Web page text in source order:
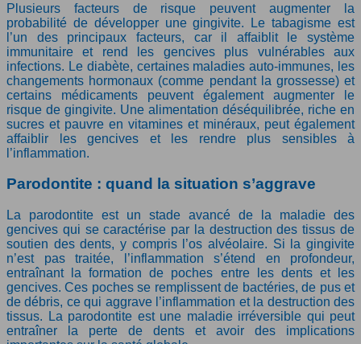
Plusieurs facteurs de risque peuvent augmenter la
probabilité de développer une gingivite. Le tabagisme est
l’un des principaux facteurs, car il affaiblit le système
immunitaire et rend les gencives plus vulnérables aux
infections. Le diabète, certaines maladies auto-immunes, les
changements hormonaux (comme pendant la grossesse) et
certains médicaments peuvent également augmenter le
risque de gingivite. Une alimentation déséquilibrée, riche en
sucres et pauvre en vitamines et minéraux, peut également
affaiblir les gencives et les rendre plus sensibles à
l’inflammation.
Parodontite : quand la situation s’aggrave
La parodontite est un stade avancé de la maladie des
gencives qui se caractérise par la destruction des tissus de
soutien des dents, y compris l’os alvéolaire. Si la gingivite
n’est pas traitée, l’inflammation s’étend en profondeur,
entraînant la formation de poches entre les dents et les
gencives. Ces poches se remplissent de bactéries, de pus et
de débris, ce qui aggrave l’inflammation et la destruction des
tissus. La parodontite est une maladie irréversible qui peut
entraîner la perte de dents et avoir des implications